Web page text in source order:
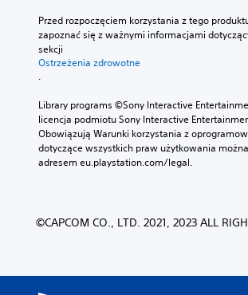
Przed rozpoczęciem korzystania z tego
zapoznać się z ważnymi informacjami
sekcji
Ostrzeżenia zdrowotne
.
Library programs ©Sony Interactive
licencja podmiotu Sony Interactive
Obowiązują Warunki korzystania z
dotyczące wszystkich praw użytkowania
adresem eu.playstation.com/legal.
©CAPCOM CO., LTD. 2021, 2023 ALL